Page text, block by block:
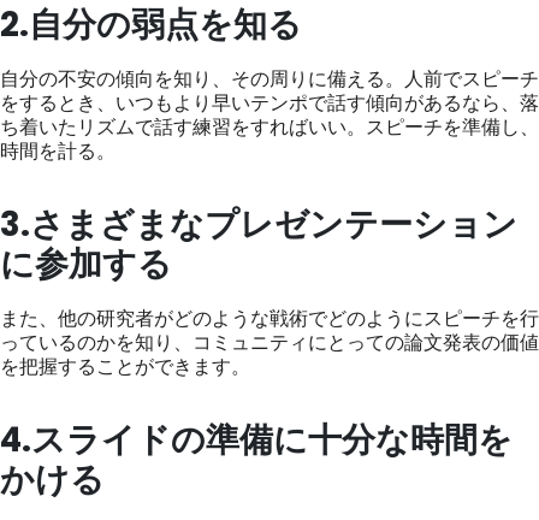
2.自分の弱点を知る
自分の不安の傾向を知り、その周りに備える。人前でスピーチ
をするとき、いつもより早いテンポで話す傾向があるなら、落
ち着いたリズムで話す練習をすればいい。スピーチを準備し、
時間を計る。
3.さまざまなプレゼンテーション
に参加する
また、他の研究者がどのような戦術でどのようにスピーチを行
っているのかを知り、コミュニティにとっての論文発表の価値
を把握することができます。
4.スライドの準備に十分な時間を
かける